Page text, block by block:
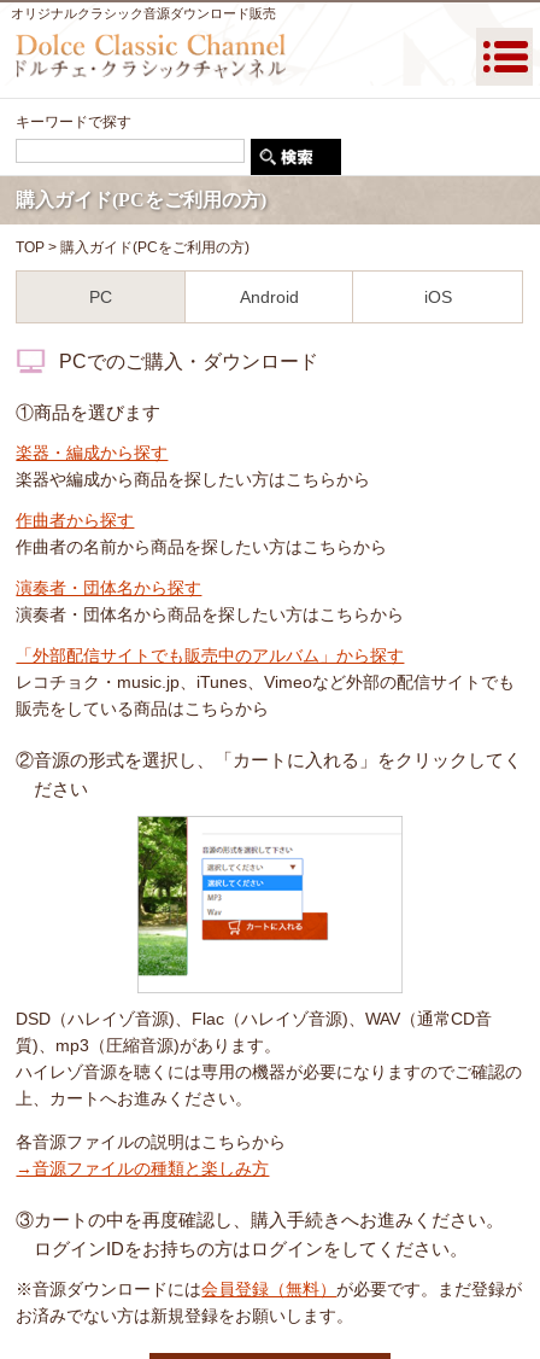
オリジナルクラシック音源ダウンロード販売
キーワードで探す
購入ガイド(PCをご利用の方)
TOP >購入ガイド(PCをご利用の方)
PC Android iOS
PCでのご購入・ダウンロード
①商品を選びます
楽器・編成から探す
楽器や編成から商品を探したい方はこちらから
作曲者から探す
作曲者の名前から商品を探したい方はこちらから
演奏者・団体名から探す
演奏者・団体名から商品を探したい方はこちらから
「外部配信サイトでも販売中のアルバム」から探す
レコチョク・music.jp、iTunes、Vimeoなど外部の配信サイトでも
販売をしている商品はこちらから
②音源の形式を選択し、「カートに入れる」をクリックしてく
ださい
DSD（ハレイゾ音源)、Flac（ハレイゾ音源)、WAV（通常CD音
質)、mp3（圧縮音源)があります。
ハイレゾ音源を聴くには専用の機器が必要になりますのでご確認の
上、カートへお進みください。
各音源ファイルの説明はこちらから
→音源ファイルの種類と楽しみ方
③カートの中を再度確認し、購入手続きへお進みください。
ログインIDをお持ちの方はログインをしてください。
※音源ダウンロードには会員登録（無料）が必要です。まだ登録が
お済みでない方は新規登録をお願いします。